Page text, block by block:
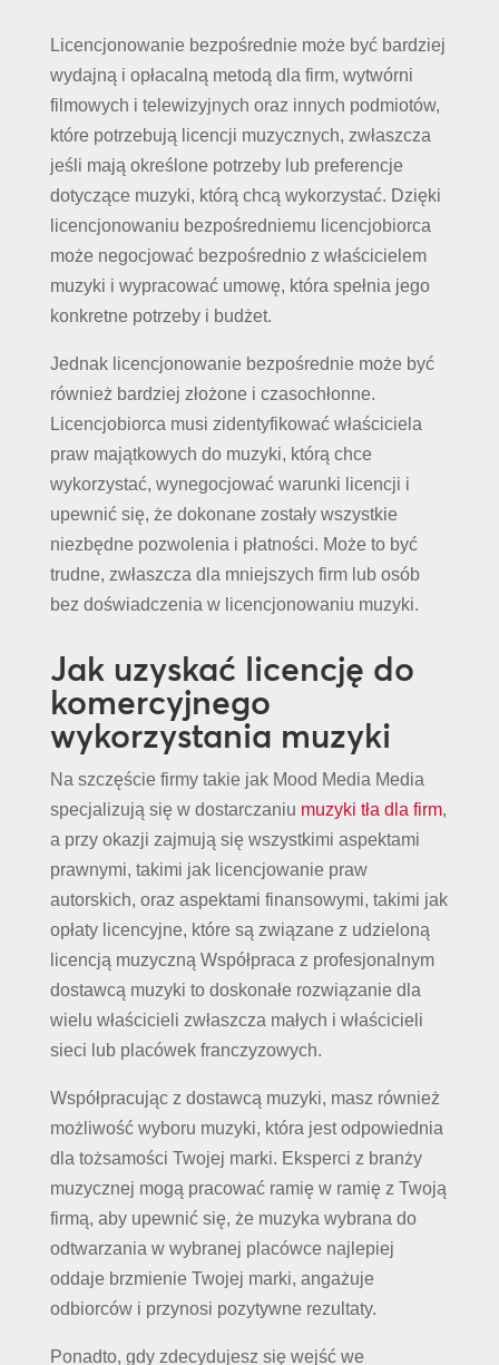
Licencjonowanie bezpośrednie może być bardziej
wydajną i opłacalną metodą dla firm, wytwórni
filmowych i telewizyjnych oraz innych podmiotów,
które potrzebują licencji muzycznych, zwłaszcza
jeśli mają określone potrzeby lub preferencje
dotyczące muzyki, którą chcą wykorzystać. Dzięki
licencjonowaniu bezpośredniemu licencjobiorca
może negocjować bezpośrednio z właścicielem
muzyki i wypracować umowę, która spełnia jego
konkretne potrzeby i budżet.
Jednak licencjonowanie bezpośrednie może być
również bardziej złożone i czasochłonne.
Licencjobiorca musi zidentyfikować właściciela
praw majątkowych do muzyki, którą chce
wykorzystać, wynegocjować warunki licencji i
upewnić się, że dokonane zostały wszystkie
niezbędne pozwolenia i płatności. Może to być
trudne, zwłaszcza dla mniejszych firm lub osób
bez doświadczenia w licencjonowaniu muzyki.
Jak uzyskać licencję do
komercyjnego
wykorzystania muzyki
Na szczęście firmy takie jak Mood Media Media
specjalizują się w dostarczaniu muzyki tła dla firm,
a przy okazji zajmują się wszystkimi aspektami
prawnymi, takimi jak licencjowanie praw
autorskich, oraz aspektami finansowymi, takimi jak
opłaty licencyjne, które są związane z udzieloną
licencją muzyczną Współpraca z profesjonalnym
dostawcą muzyki to doskonałe rozwiązanie dla
wielu właścicieli zwłaszcza małych i właścicieli
sieci lub placówek franczyzowych.
Współpracując z dostawcą muzyki, masz również
możliwość wyboru muzyki, która jest odpowiednia
dla tożsamości Twojej marki. Eksperci z branży
muzycznej mogą pracować ramię w ramię z Twoją
firmą, aby upewnić się, że muzyka wybrana do
odtwarzania w wybranej placówce najlepiej
oddaje brzmienie Twojej marki, angażuje
odbiorców i przynosi pozytywne rezultaty.
Ponadto, gdy zdecydujesz się wejść we